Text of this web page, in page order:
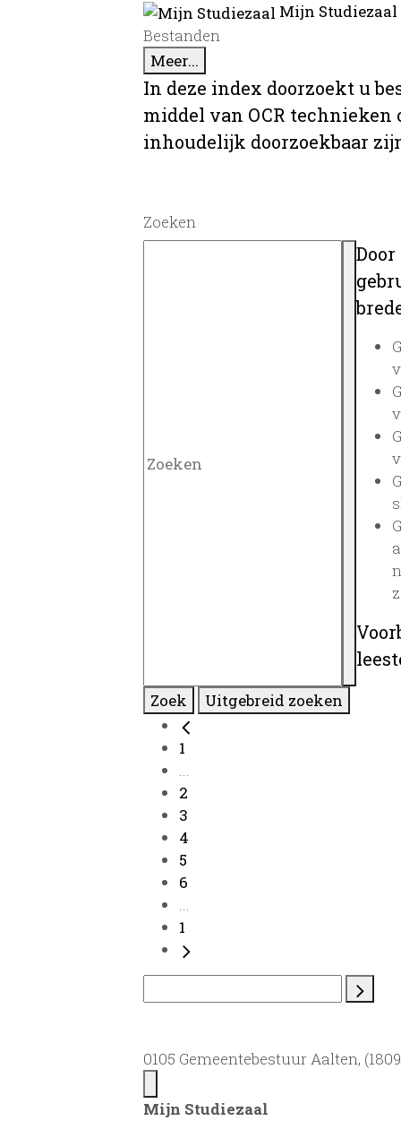
Mijn
Bestanden
Meer...
In deze index doorzoekt u
middel van OCR
inhoudelijk doorzoekbaar
Zoeken
Zoek Uitgebreid zoeken
1
...
2
3
4
5
6
...
1
0105 Gemeentebestuur Aalten,
Mijn Studiezaal